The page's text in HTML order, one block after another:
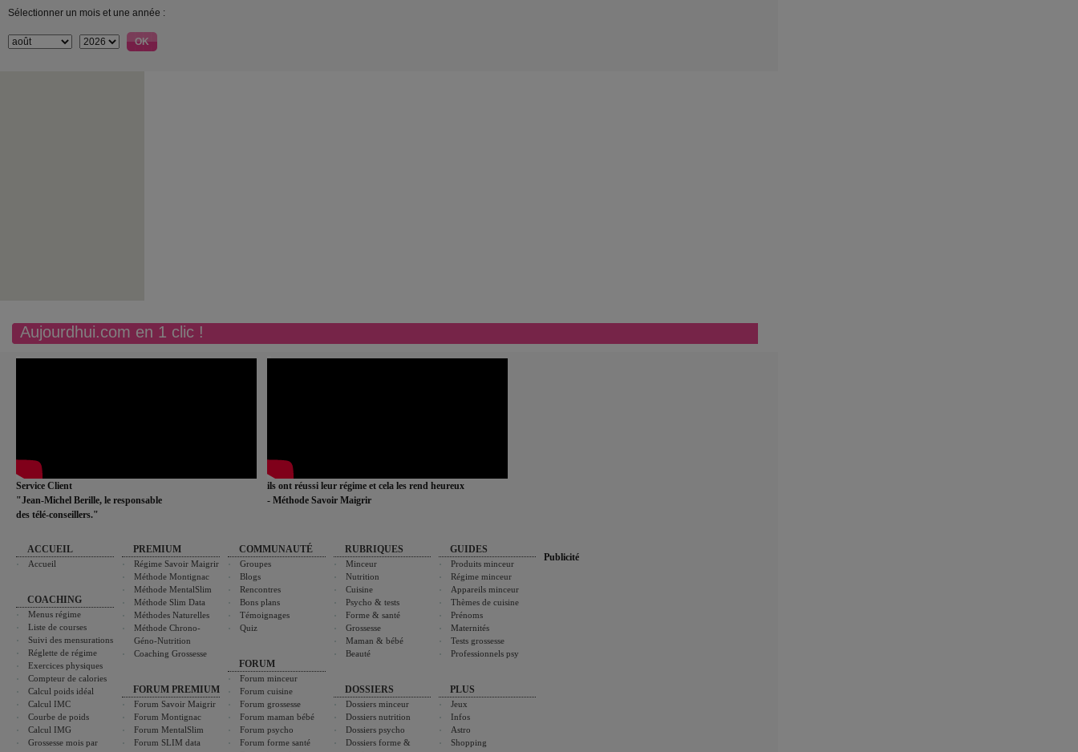
Sélectionner un mois et une année :
Aujourdhui.com en 1 clic !
Service Client
"Jean-Michel Berille, le responsable
des télé-conseillers."
ils ont réussi leur régime et cela les rend heureux
- Méthode Savoir Maigrir
ACCUEIL
Accueil
COACHING
Menus régime
Liste de courses
Suivi des mensurations
Réglette de régime
Exercices physiques
Compteur de calories
Calcul poids idéal
Calcul IMC
Courbe de poids
Calcul IMG
Grossesse mois par
PREMIUM
Régime Savoir Maigrir
Méthode Montignac
Méthode MentalSlim
Méthode Slim Data
Méthodes Naturelles
Méthode Chrono-
Géno-Nutrition
Coaching Grossesse
FORUM PREMIUM
Forum Savoir Maigrir
Forum Montignac
Forum MentalSlim
Forum SLIM data
COMMUNAUTÉ
Groupes
Blogs
Rencontres
Bons plans
Témoignages
Quiz
FORUM
Forum minceur
Forum cuisine
Forum grossesse
Forum maman bébé
Forum psycho
Forum forme santé
RUBRIQUES
Minceur
Nutrition
Cuisine
Psycho & tests
Forme & santé
Grossesse
Maman & bébé
Beauté
DOSSIERS
Dossiers minceur
Dossiers nutrition
Dossiers psycho
Dossiers forme &
GUIDES
Produits minceur
Régime minceur
Appareils minceur
Thèmes de cuisine
Prénoms
Maternités
Tests grossesse
Professionnels psy
PLUS
Jeux
Infos
Astro
Shopping
Publicité